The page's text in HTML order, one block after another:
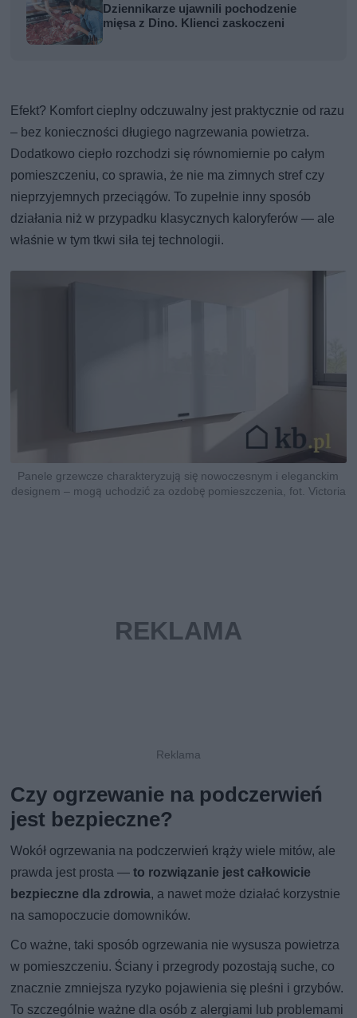
Dziennikarze ujawnili pochodzenie
mięsa z Dino. Klienci zaskoczeni
Efekt? Komfort cieplny odczuwalny jest praktycznie od razu
– bez konieczności długiego nagrzewania powietrza.
Dodatkowo ciepło rozchodzi się równomiernie po całym
pomieszczeniu, co sprawia, że nie ma zimnych stref czy
nieprzyjemnych przeciągów. To zupełnie inny sposób
działania niż w przypadku klasycznych kaloryferów — ale
właśnie w tym tkwi siła tej technologii.
Panele grzewcze charakteryzują się nowoczesnym i eleganckim
designem – mogą uchodzić za ozdobę pomieszczenia, fot. Victoria
Czy ogrzewanie na podczerwień
jest bezpieczne?
Wokół ogrzewania na podczerwień krąży wiele mitów, ale
prawda jest prosta —to rozwiązanie jest całkowicie
bezpieczne dla zdrowia, a nawet może działać korzystnie
na samopoczucie domowników.
Co ważne, taki sposób ogrzewania nie wysusza powietrza
w pomieszczeniu. Ściany i przegrody pozostają suche, co
znacznie zmniejsza ryzyko pojawienia się pleśni i grzybów.
To szczególnie ważne dla osób z alergiami lub problemami